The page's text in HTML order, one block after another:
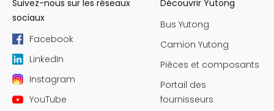
Suivez-nous sur les réseaux
sociaux
Facebook
LinkedIn
Instagram
YouTube
Découvrir Yutong
Bus Yutong
Camion Yutong
Pièces et composants
Portail des
fournisseurs